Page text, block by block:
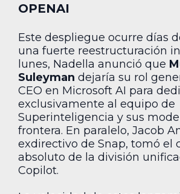
OPENAI
Este despliegue ocurre días
una fuerte reestructuración
lunes, Nadella anunció que
Suleyman dejaría su rol
CEO en Microsoft AI para
exclusivamente al equipo de
Superinteligencia y sus
frontera. En paralelo, Jacob
exdirectivo de Snap, tomó el
absoluto de la división
Copilot.